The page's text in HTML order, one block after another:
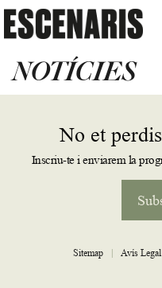
NOTÍCIES
No et
Inscriu-te i enviarem la
Sitemap | Avís Legal